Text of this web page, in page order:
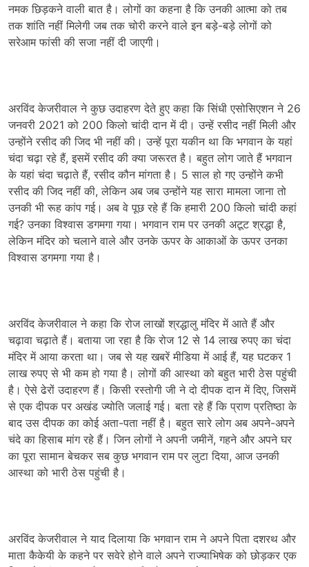
नमक छिड़कने वाली बात है। लोगों का कहना है कि उनकी आत्मा को तब
तक शांति नहीं मिलेगी जब तक चोरी करने वाले इन बड़े-बड़े लोगों को
सरेआम फांसी की सजा नहीं दी जाएगी।
अरविंद केजरीवाल ने कुछ उदाहरण देते हुए कहा कि सिंधी एसोसिएशन ने 26
जनवरी 2021 को 200 किलो चांदी दान में दी। उन्हें रसीद नहीं मिली और
उन्होंने रसीद की जिद भी नहीं की। उन्हें पूरा यकीन था कि भगवान के यहां
चंदा चढ़ा रहे हैं, इसमें रसीद की क्या जरूरत है। बहुत लोग जाते हैं भगवान
के यहां चंदा चढ़ाते हैं, रसीद कौन मांगता है। 5 साल हो गए उन्होंने कभी
रसीद की जिद नहीं की, लेकिन अब जब उन्होंने यह सारा मामला जाना तो
उनकी भी रूह कांप गई। अब वे पूछ रहे हैं कि हमारी 200 किलो चांदी कहां
गई? उनका विश्वास डगमगा गया। भगवान राम पर उनकी अटूट श्रद्धा है,
लेकिन मंदिर को चलाने वाले और उनके ऊपर के आकाओं के ऊपर उनका
विश्वास डगमगा गया है।
अरविंद केजरीवाल ने कहा कि रोज लाखों श्रद्धालु मंदिर में आते हैं और
चढ़ावा चढ़ाते हैं। बताया जा रहा है कि रोज 12 से 14 लाख रुपए का चंदा
मंदिर में आया करता था। जब से यह खबरें मीडिया में आई हैं, यह घटकर 1
लाख रुपए से भी कम हो गया है। लोगों की आस्था को बहुत भारी ठेस पहुंची
है। ऐसे ढेरों उदाहरण हैं। किसी रस्तोगी जी ने दो दीपक दान में दिए, जिसमें
से एक दीपक पर अखंड ज्योति जलाई गई। बता रहे हैं कि प्राण प्रतिष्ठा के
बाद उस दीपक का कोई अता-पता नहीं है। बहुत सारे लोग अब अपने-अपने
चंदे का हिसाब मांग रहे हैं। जिन लोगों ने अपनी जमीनें, गहने और अपने घर
का पूरा सामान बेचकर सब कुछ भगवान राम पर लुटा दिया, आज उनकी
आस्था को भारी ठेस पहुंची है।
अरविंद केजरीवाल ने याद दिलाया कि भगवान राम ने अपने पिता दशरथ और
माता कैकेयी के कहने पर सवेरे होने वाले अपने राज्याभिषेक को छोड़कर एक